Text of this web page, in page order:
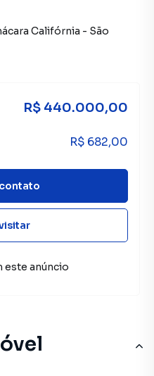
Califórnia - São
R$ 440.000,00
R$ 682,00
este anúncio